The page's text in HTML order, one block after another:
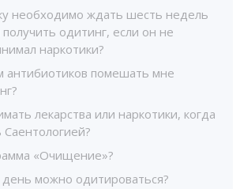
необходимо ждать шесть недель
одитинг, если он не
наркотики?
антибиотиков помешать мне
лекарства или наркотики, когда
«Очищение»?
день можно одитироваться?